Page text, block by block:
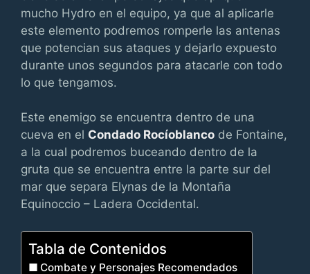
mucho Hydro en el equipo, ya que al aplicarle
este elemento podremos romperle las antenas
que potencian sus ataques y dejarlo expuesto
durante unos segundos para atacarle con todo
lo que tengamos.
Este enemigo se encuentra dentro de una
cueva en el Condado Rocíoblanco de Fontaine,
a la cual podremos buceando dentro de la
gruta que se encuentra entre la parte sur del
mar que separa Elynas de la Montaña
Equinoccio – Ladera Occidental.
Tabla de Contenidos
Combate y Personajes Recomendados